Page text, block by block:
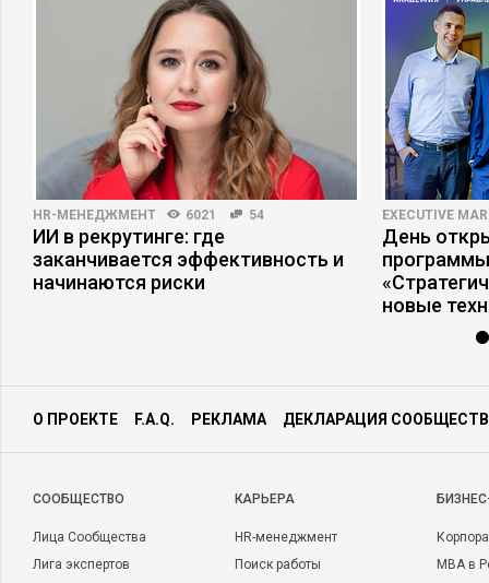
HR-МЕНЕДЖМЕНТ 6021 54
ИИ в рекрутинге: где
заканчивается эффективность и
начинаются риски
EXECUTIVE
День
новые
О ПРОЕКТЕ F.A.Q. РЕКЛАМА ДЕКЛАРАЦИЯ
CООБЩЕСТВО
Лица Сообщества
Лига экспертов
КАРЬЕРА
HR-менеджмент
Поиск работы
MBA в